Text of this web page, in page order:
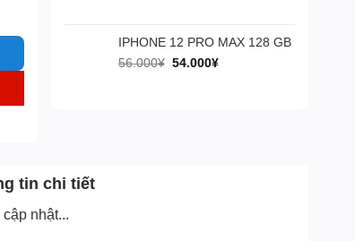
52.000¥.là:
50.000¥.
IPHONE 12 PRO MAX 128 GB
56.000¥ Giá
54.000¥Giá
tin chi tiết
nhật...